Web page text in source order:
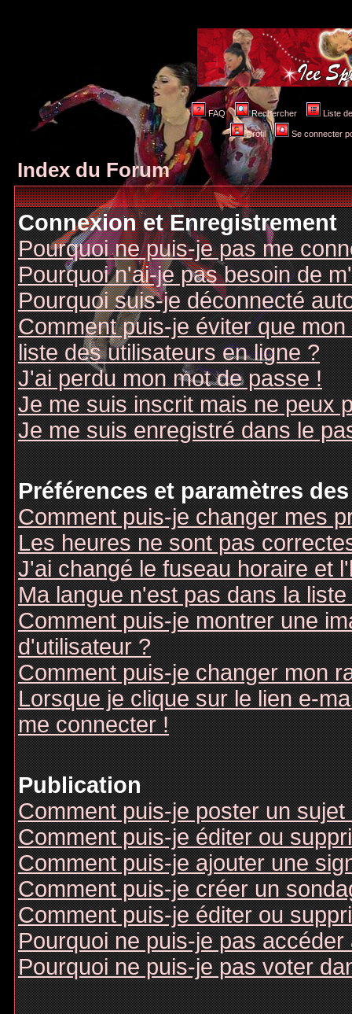
FAQ Rechercher Liste
Profil Se connecter
Index du Forum
Connexion et Enregistrement
Pourquoi ne puis-je pas me
Pourquoi n'ai-je pas besoin de
Pourquoi suis-je déconnecté
Comment puis-je éviter que
liste des utilisateurs en ligne ?
J'ai perdu mon mot de passe !
Je me suis inscrit mais ne peux
Je me suis enregistré dans le
Préférences et paramètres
Comment puis-je changer mes
Les heures ne sont pas
J'ai changé le fuseau horaire et
Ma langue n'est pas dans la liste
Comment puis-je montrer une
d'utilisateur ?
Comment puis-je changer mon
Lorsque je clique sur le lien e-
me connecter !
Publication
Comment puis-je poster un
Comment puis-je éditer ou
Comment puis-je ajouter une
Comment puis-je créer un
Comment puis-je éditer ou
Pourquoi ne puis-je pas accéder
Pourquoi ne puis-je pas voter